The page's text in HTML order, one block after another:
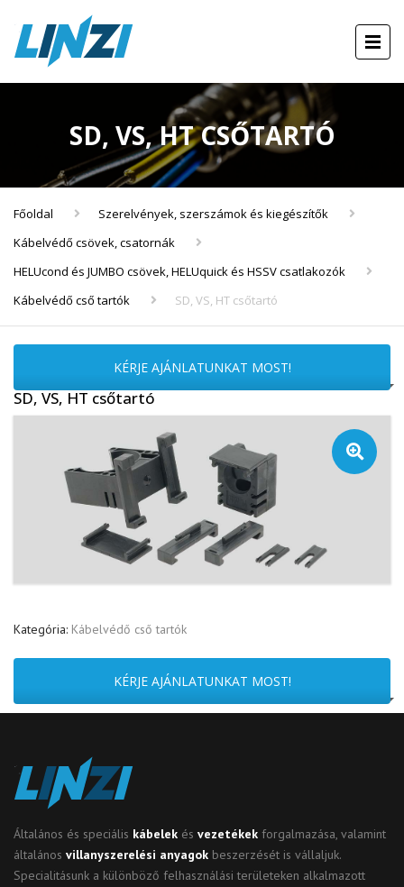
SD, VS, HT CSŐTARTÓ
Főoldal
Szerelvények, szerszámok és kiegészítők
Kábelvédő csövek, csatornák
HELUcond és JUMBO csövek, HELUquick és HSSV csatlakozók
Kábelvédő cső tartók
SD, VS, HT csőtartó
KÉRJE AJÁNLATUNKAT MOST!
SD, VS, HT csőtartó
🔍
Kategória: Kábelvédő cső tartók
KÉRJE AJÁNLATUNKAT MOST!
Általános és speciális kábelek és vezetékek forgalmazása, valamint
általános villanyszerelési anyagok beszerzését is vállaljuk.
Specialitásunk a különböző felhasználási területeken alkalmazott